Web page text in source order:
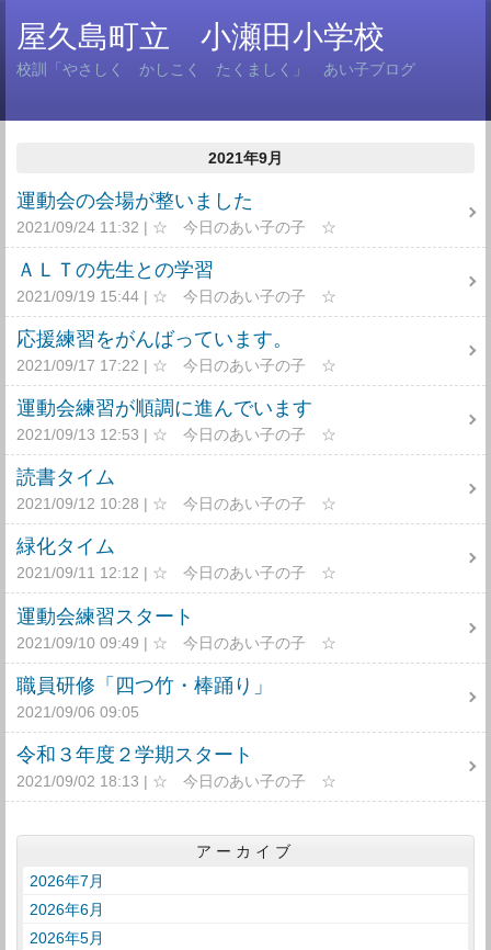
屋久島町立 小瀬田小学校
校訓「やさしく かしこく たくましく」 あい子ブログ
2021年9月
運動会の会場が整いました
2021/09/24 11:32 ☆ 今日のあい子の子 ☆
ＡＬＴの先生との学習
2021/09/19 15:44 ☆ 今日のあい子の子 ☆
応援練習をがんばっています。
2021/09/17 17:22 ☆ 今日のあい子の子 ☆
運動会練習が順調に進んでいます
2021/09/13 12:53 ☆ 今日のあい子の子 ☆
読書タイム
2021/09/12 10:28 ☆ 今日のあい子の子 ☆
緑化タイム
2021/09/11 12:12 ☆ 今日のあい子の子 ☆
運動会練習スタート
2021/09/10 09:49 ☆ 今日のあい子の子 ☆
職員研修「四つ竹・棒踊り」
2021/09/06 09:05
令和３年度２学期スタート
2021/09/02 18:13 ☆ 今日のあい子の子 ☆
アーカイブ
2026年7月
2026年6月
2026年5月